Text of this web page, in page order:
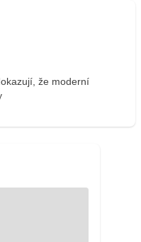
že moderní